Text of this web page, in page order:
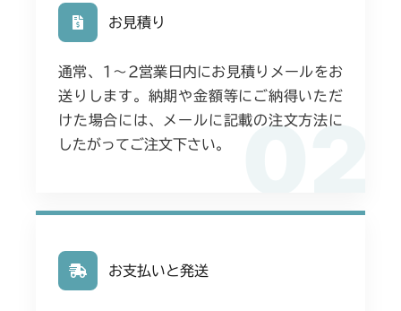
02
お見積り
通常、1〜2営業日内にお見積りメールをお
送りします。納期や金額等にご納得いただ
けた場合には、メールに記載の注文方法に
したがってご注文下さい。
お支払いと発送